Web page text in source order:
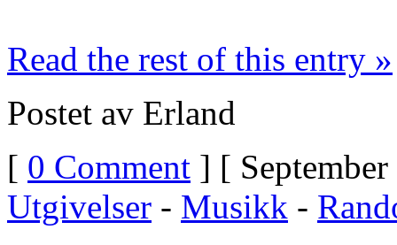
Read the rest of this entry »
Postet av Erland
[ 0 Comment ] [
Utgivelser - Musikk -